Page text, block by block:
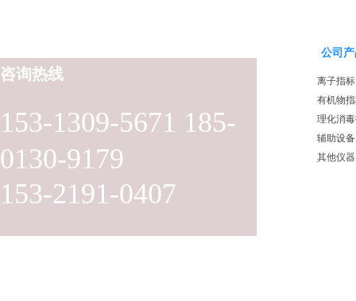
153-1309-5671 185-
0130-9179
153-2191-0407
咨询热线
公司
离子指标
有机物
理化消
辅助设备
其他仪器